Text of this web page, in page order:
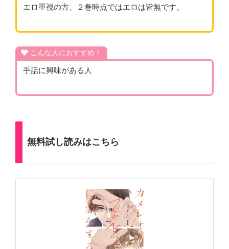
エロ重視の方、２巻時点ではエロは皆無です。
こんな人におすすめ！
手話に興味がある人
無料試し読みはこちら